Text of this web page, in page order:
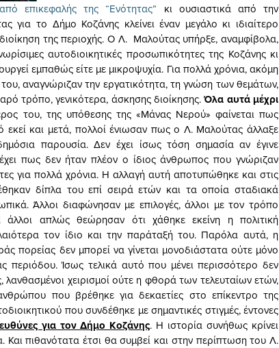
επικεφαλής της “Ενότητας” κι ουσιαστικά από την
για το Δήμο Κοζάνης κλείνει έναν μεγάλο κι ιδιαίτερο
της περιοχής. Ο Λ. Μαλούτας υπήρξε, αναμφίβολα,
αυτοδιοικητικές προσωπικότητες της Κοζάνης κι
εμπαθώς είτε με μικροψυχία. Για πολλά χρόνια, ακόμη
αναγνώριζαν την εργατικότητα, τη γνώση των θεμάτων,
τρόπο, γενικότερα, άσκησης διοίκησης.Όλα αυτά μέχρι
του, της υπόθεσης της «Μάνας Νερού» φαίνεται πως
εκεί και μετά, πολλοί ένιωσαν πως ο Λ. Μαλούτας άλλαξε
παρουσία. Δεν έχει ίσως τόση σημασία αν έγινε
πως δεν ήταν πλέον ο ίδιος άνθρωπος που γνώριζαν
για πολλά χρόνια. Η αλλαγή αυτή αποτυπώθηκε και στις
δίπλα του επί σειρά ετών και τα οποία σταδιακά
Άλλοι διαφώνησαν με επιλογές, άλλοι με τον τρόπο
άλλοι απλώς θεώρησαν ότι χάθηκε εκείνη η πολιτική
τον ίδιο και την παράταξή του. Παρόλα αυτά, η
πορείας δεν μπορεί να γίνεται μονοδιάστατα ούτε μόνο
περιόδου. Ίσως τελικά αυτό που μένει περισσότερο δεν
λανθασμένοι χειρισμοί ούτε η φθορά των τελευταίων ετών,
που βρέθηκε για δεκαετίες στο επίκεντρο της
που συνδέθηκε με σημαντικές στιγμές, έντονες
για τον Δήμο Κοζάνης. Η ιστορία συνήθως κρίνει
Και πιθανότατα έτσι θα συμβεί και στην περίπτωση του Λ.